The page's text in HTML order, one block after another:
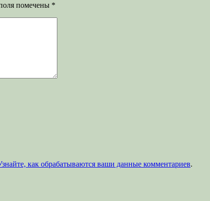
помечены *
как обрабатываются ваши данные комментариев.